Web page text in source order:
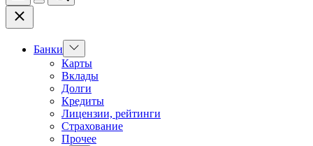
Цвет
Закрыть
Банки
Показать
подменю
Карты
Вклады
Долги
Кредиты
Лицензии, рейтинги
Страхование
Прочее